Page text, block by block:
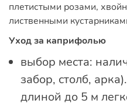
плетистыми розами,
лиственными
Уход за каприфолью
выбор места:
забор, столб,
длиной до 5 м